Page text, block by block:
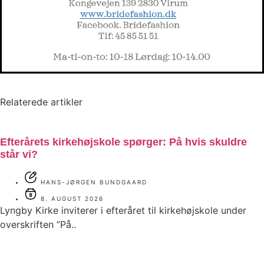
Relaterede artikler
Efterårets kirkehøjskole spørger: På hvis skuldre
står vi?
HANS-JØRGEN BUNDGAARD
8. AUGUST 2026
Lyngby Kirke inviterer i efteråret til kirkehøjskole under
overskriften ”På..